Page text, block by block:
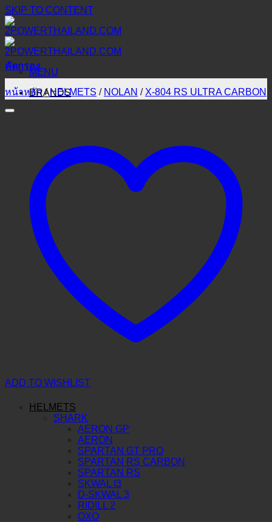
SKIP TO CONTENT
MENU
BRANDS
HELMETS
SHARK
AERON GP
AERON
SPARTAN GT PRO
SPARTAN RS CARBON
SPARTAN RS
SKWAL I3
D-SKWAL 3
RIDILL 2
OXO
คัดกรอง
หน้าหลัก / HELMETS / NOLAN / X-804 RS ULTRA CARBON
ADD TO WISHLIST